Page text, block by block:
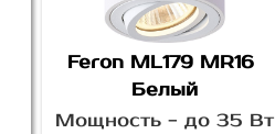
Feron ML179 MR16
Белый
Мощность - до 35 Вт